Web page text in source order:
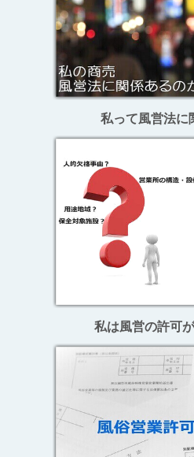
私って風営法に
私は風営の許可